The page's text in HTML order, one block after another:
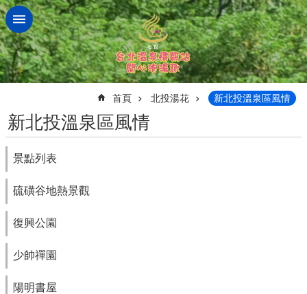
跳到主要內容區塊
首頁 北投湯花 新北投溫泉區風情
新北投溫泉區風情
景點列表
硫磺谷地熱景觀
復興公園
少帥禪園
陽明書屋